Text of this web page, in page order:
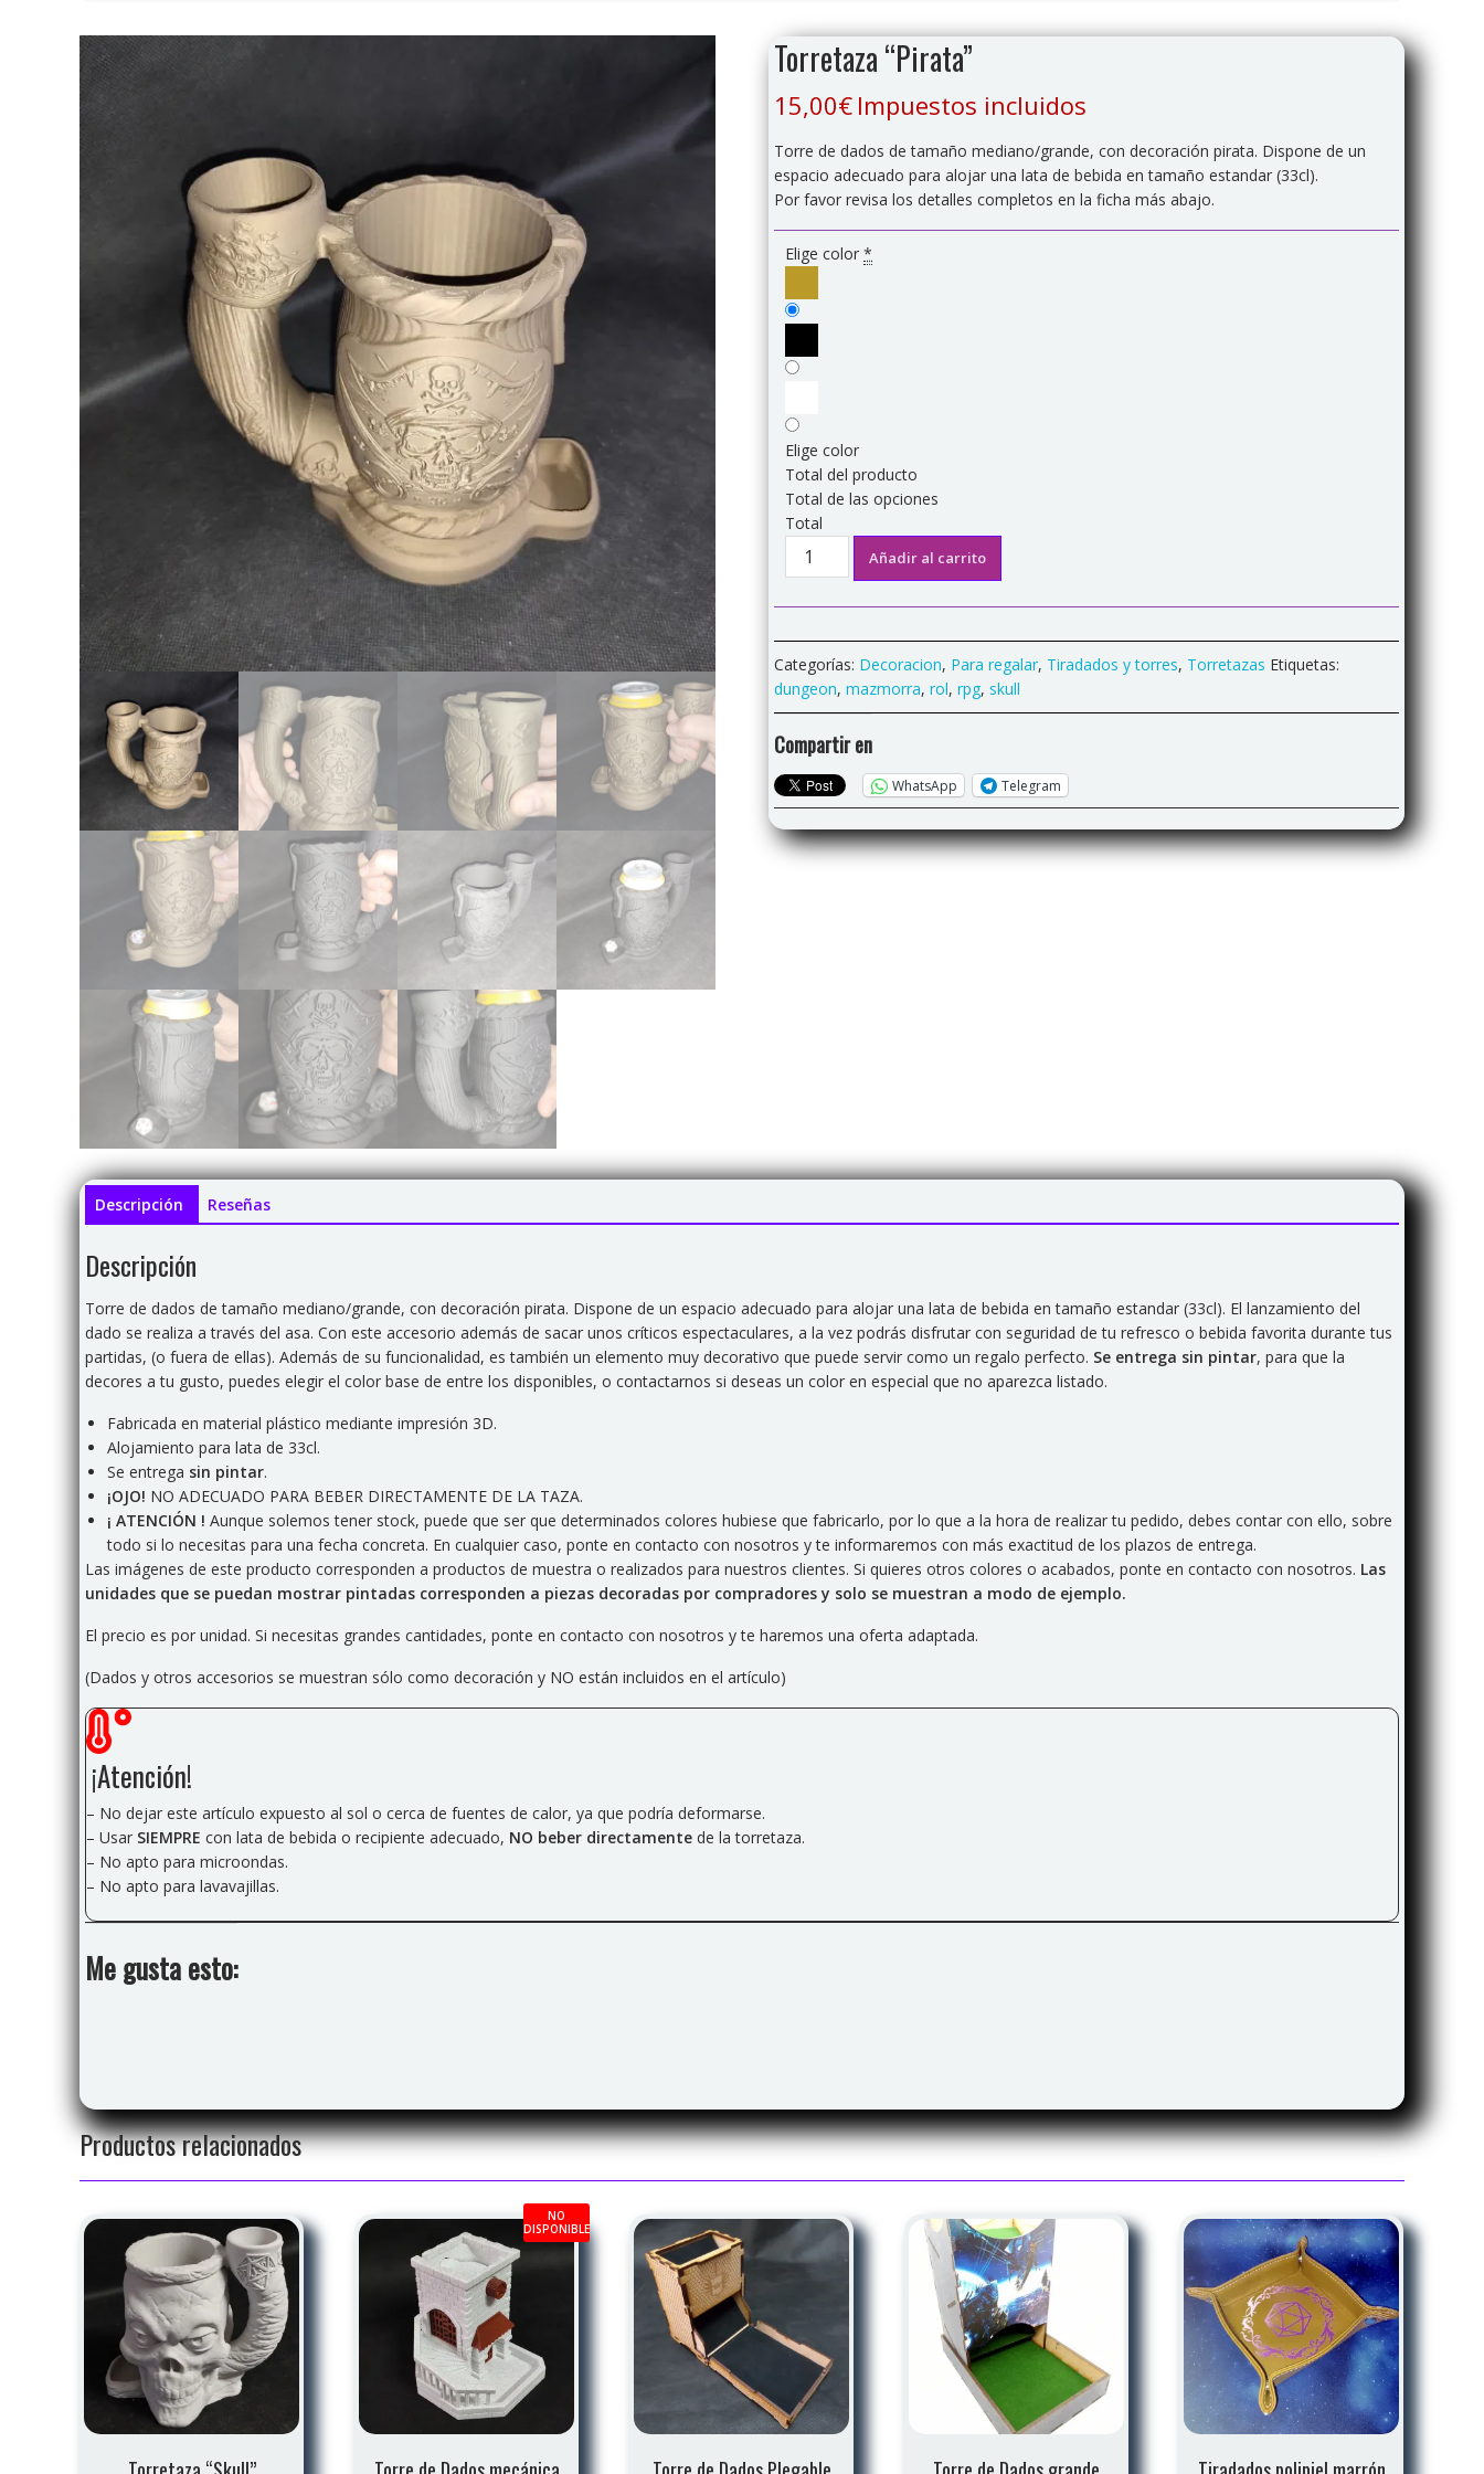
Torretaza “Pirata”
15,00€ Impuestos incluidos
Torre de dados de tamaño mediano/grande, con decoración pirata. Dispone de un
espacio adecuado para alojar una lata de bebida en tamaño estandar (33cl).
Por favor revisa los detalles completos en la ficha más abajo.
Elige color *
Elige color
Total del producto
Total de las opciones
Total
Torretaza
Añadir al carrito
Categorías: Decoracion, Para regalar, Tiradados y torres, Torretazas Etiquetas:
dungeon, mazmorra, rol, rpg, skull
Compartir en
WhatsApp Telegram
Descripción Reseñas
Descripción
Torre de dados de tamaño mediano/grande, con decoración pirata. Dispone de un espacio adecuado para alojar una lata de bebida en tamaño estandar (33cl). El lanzamiento del
dado se realiza a través del asa. Con este accesorio además de sacar unos críticos espectaculares, a la vez podrás disfrutar con seguridad de tu refresco o bebida favorita durante tus
partidas, (o fuera de ellas). Además de su funcionalidad, es también un elemento muy decorativo que puede servir como un regalo perfecto. Se entrega sin pintar, para que la
decores a tu gusto, puedes elegir el color base de entre los disponibles, o contactarnos si deseas un color en especial que no aparezca listado.
Fabricada en material plástico mediante impresión 3D.
Alojamiento para lata de 33cl.
Se entrega sin pintar.
¡OJO! NO ADECUADO PARA BEBER DIRECTAMENTE DE LA TAZA.
¡ ATENCIÓN ! Aunque solemos tener stock, puede que ser que determinados colores hubiese que fabricarlo, por lo que a la hora de realizar tu pedido, debes contar con ello, sobre
todo si lo necesitas para una fecha concreta. En cualquier caso, ponte en contacto con nosotros y te informaremos con más exactitud de los plazos de entrega.
Las imágenes de este producto corresponden a productos de muestra o realizados para nuestros clientes. Si quieres otros colores o acabados, ponte en contacto con nosotros. Las
unidades que se puedan mostrar pintadas corresponden a piezas decoradas por compradores y solo se muestran a modo de ejemplo.
El precio es por unidad. Si necesitas grandes cantidades, ponte en contacto con nosotros y te haremos una oferta adaptada.
(Dados y otros accesorios se muestran sólo como decoración y NO están incluidos en el artículo)
¡Atención!
– No dejar este artículo expuesto al sol o cerca de fuentes de calor, ya que podría deformarse.
– Usar SIEMPRE con lata de bebida o recipiente adecuado, NO beber directamente de la torretaza.
– No apto para microondas.
– No apto para lavavajillas.
Me gusta esto:
Productos relacionados
NO
DISPONIBLE